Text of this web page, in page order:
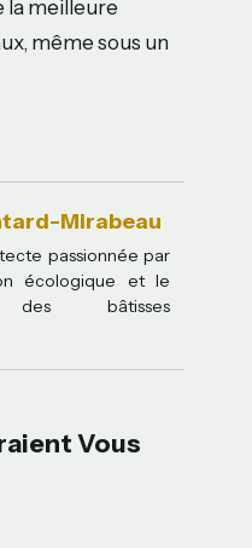
la meilleure
même sous un
Mirabeau
passionnée par
écologique et le
des bâtisses
Vous